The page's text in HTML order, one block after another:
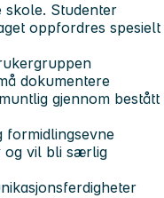
skole. Studenter
oppfordres spesielt
dokumentere
gjennom bestått
formidlingsevne
og vil bli særlig